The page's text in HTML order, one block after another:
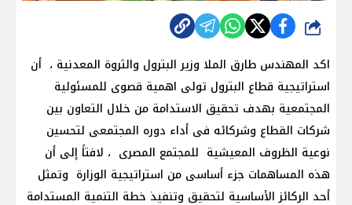
شارك
اكد المهندس طارق الملا وزير البترول والثروة المعدنية ، أن
استراتيجية قطاع البترول تولى اهمية قصوى للمسئولية
المجتمعية بهدف تحقيق الاستدامة من خلال التعاون بين
شركات القطاع وشركائه فى أداء دوره المجتمعى لتحسين
نوعية الظروف المعيشية للمجتمع المصرى ، لافتاً إلى أن
هذه المساهمات جزء أساسى من استراتيجية الوزارة وتمثل
أحد الركائز الأساسية لتحقيق وتنفيذ خطة التنمية المستدامة